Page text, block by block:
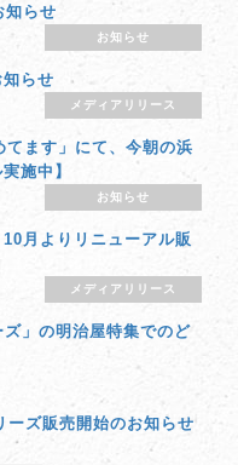
知らせ
お知らせ
らせ
メディアリリース
ます」にて、今朝の浜
施中】
お知らせ
月よりリニューアル販
メディアリリース
ズ」の明治屋特集でのど
ズ販売開始のお知らせ